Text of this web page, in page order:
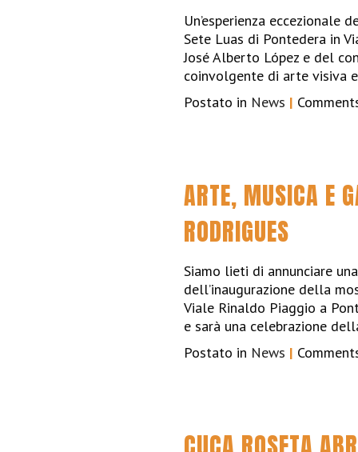
Un’esperienza
Sete Luas di Pontedera in
José Alberto López e del
coinvolgente di arte visiva
Postato in News |
ARTE, MUSICA E
RODRIGUES
Siamo lieti di annunciare
dell’inaugurazione della
Viale Rinaldo Piaggio a
e sarà una celebrazione
Postato in News |